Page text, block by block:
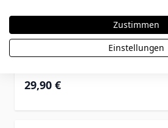
Lederarmband mit
29,90 €
Zustimmen
Einstellungen